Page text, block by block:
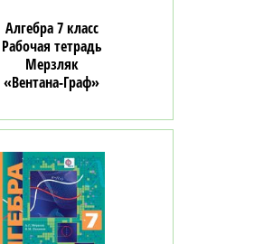
Алгебра 7 класс
Рабочая тетрадь
Мерзляк
«Вентана-Граф»